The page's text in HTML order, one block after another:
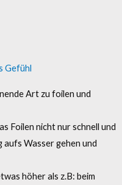
Gefühl
Art zu foilen und
Foilen nicht nur schnell und
aufs Wasser gehen und
höher als z.B: beim